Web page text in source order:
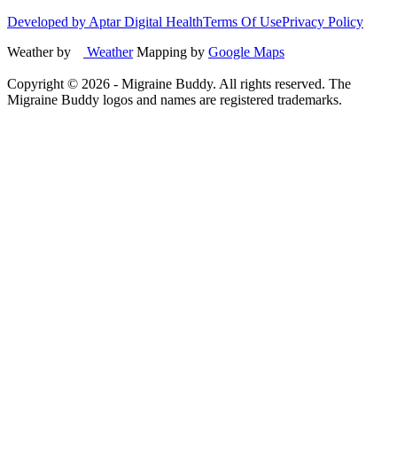
Developed by Aptar Digital HealthTerms Of UsePrivacy Policy
Weather by
WeatherMapping by Google Maps
Copyright © 2026 - Migraine Buddy. All rights reserved. The
Migraine Buddy logos and names are registered trademarks.